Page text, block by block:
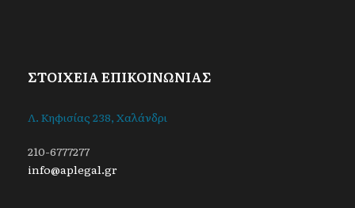
ΣΤΟΙΧΕΙΑ ΕΠΙΚΟΙΝΩΝΙΑΣ
Λ. Κηφισίας 238, Χαλάνδρι
210-6777277
info@aplegal.gr